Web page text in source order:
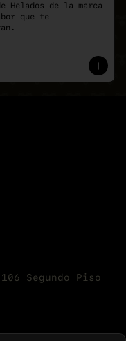
Helados de la marca
que te
Segundo Piso